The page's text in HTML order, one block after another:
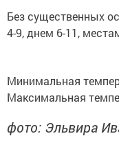
Без существенных
4-9, днем 6-11,
Минимальная
Максимальная
фото: Эльвира